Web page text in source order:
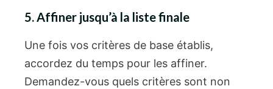
5. Affiner jusqu’à la liste finale
Une fois vos critères de base établis,
accordez du temps pour les affiner.
Demandez-vous quels critères sont non